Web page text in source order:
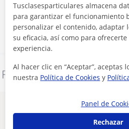
Contactar
Denunciar este perfil
Otros profesores de
que pueden interesarte
Tusclasesparticulares almacena
para garantizar el funcionamiento
personalizar el contenido, adaptar
su eficacia, así como para
experiencia.
Al hacer clic en “Aceptar”, aceptas
nuestra Política de Cookies y
Panel de
Rechazar